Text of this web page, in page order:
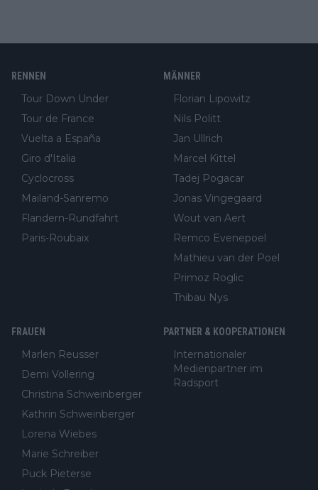
RENNEN
Tour Down Under
Tour de France
Vuelta a España
Giro d'Italia
Cyclocross
Mailand-Sanremo
Flandern-Rundfahrt
Paris-Roubaix
MÄNNER
Florian Lipowitz
Nils Politt
Jan Ullrich
Marcel Kittel
Tadej Pogacar
Jonas Vingegaard
Wout van Aert
Remco Evenepoel
Mathieu van der Poel
Primoz Roglic
Thibau Nys
FRAUEN
Marlen Reusser
Demi Vollering
Christina Schweinberger
Kathrin Schweinberger
Lorena Wiebes
Marie Schreiber
Puck Pieterse
PARTNER & KOOPERATIONEN
Internationaler
Medienpartner im
Radsport